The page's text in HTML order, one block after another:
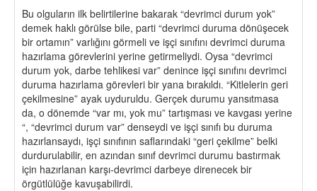
Bu olguların ilk belirtilerine bakarak “devrimci durum yok”
demek haklı görülse bile, parti “devrimci duruma dönüşecek
bir ortamın” varlığını görmeli ve işçi sınıfını devrimci duruma
hazırlama görevlerini yerine getirmeliydi. Oysa “devrimci
durum yok, darbe tehlikesi var” denince işçi sınıfını devrimci
duruma hazırlama görevleri bir yana bırakıldı. “Kitlelerin geri
çekilmesine” ayak uyduruldu. Gerçek durumu yansıtmasa
da, o dönemde “var mı, yok mu” tartışması ve kavgası yerine
“, “devrimci durum var” denseydi ve işçi sınıfı bu duruma
hazırlansaydı, işçi sınıfının saflarındaki “geri çekilme” belki
durdurulabilir, en azından sınıf devrimci durumu bastırmak
için hazırlanan karşı-devrimci darbeye direnecek bir
örgütlülüğe kavuşabilirdi.